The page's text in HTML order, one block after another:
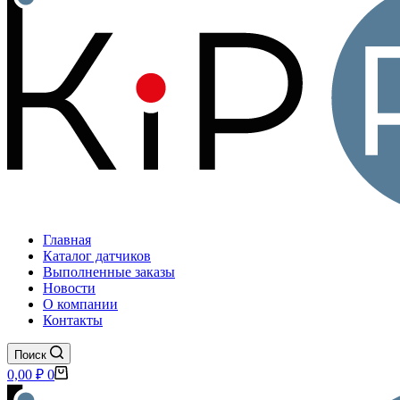
Главная
Каталог датчиков
Выполненные заказы
Новости
О компании
Контакты
Поиск
Корзина
0,00 ₽ 0